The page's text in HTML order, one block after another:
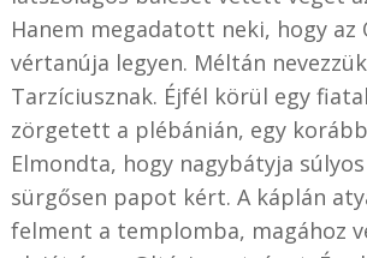
Hanem megadatott neki, hogy az
vértanúja legyen. Méltán
Tarzíciusznak. Éjfél körül egy
zörgetett a plébánián, egy
Elmondta, hogy nagybátyja
sürgősen papot kért. A káplán
felment a templomba, magához